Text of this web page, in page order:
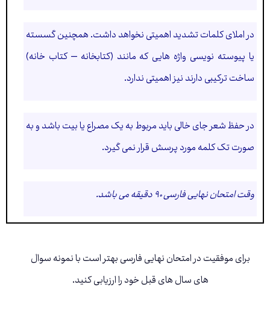
در املای کلمات تشدید اهمیتی نخواهد داشت. همچنین گسسته
یا پیوسته نویسی واژه هایی که مانند (کتابخانه – کتاب خانه)
ساخت ترکیبی دارند نیز اهمیتی ندارد.
در حفظ شعر جای خالی باید مربوط به یک مصراع یا بیت باشد و به
صورت تک کلمه مورد پرسش قرار نمی گیرد.
وقت امتحان نهایی فارسی ۹۰ دقیقه می باشد.
برای موفقیت در امتحان نهایی فارسی بهتر است با نمونه سوال
های سال های قبل خود را ارزیابی کنید.